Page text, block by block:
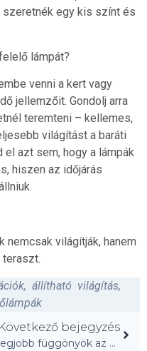
egy kis színt és
lámpát?
venni a kert vagy
jellemzőit. Gondolj arra
teremteni – kellemes,
világítást a baráti
azt sem, hogy a lámpák
hiszen az időjárás
világítják, hanem
teraszt.
, állítható világítás,
Következő bejegyzés
A legjobb függönyök az Amazonon: Szakértők ajánlásai!